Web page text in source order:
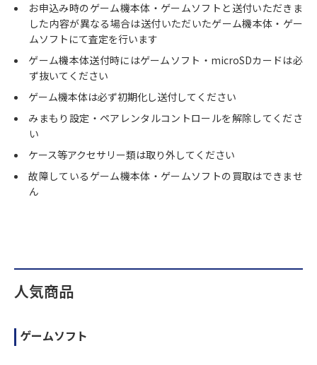
お申込み時のゲーム機本体・ゲームソフトと送付いただきま
した内容が異なる場合は送付いただいたゲーム機本体・ゲー
ムソフトにて査定を行います
ゲーム機本体送付時にはゲームソフト・microSDカードは必
ず抜いてください
ゲーム機本体は必ず初期化し送付してください
みまもり設定・ペアレンタルコントロールを解除してくださ
い
ケース等アクセサリー類は取り外してください
故障しているゲーム機本体・ゲームソフトの買取はできませ
ん
人気商品
ゲームソフト